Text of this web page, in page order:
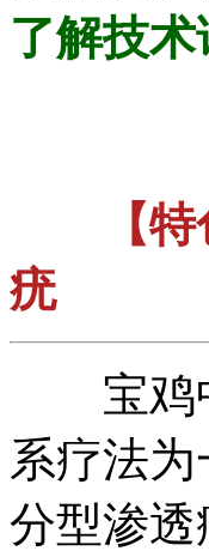
了解技术
【
疣
宝鸡中
系疗法
分型渗透